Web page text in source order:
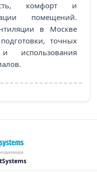
комфорт и
помещений.
в Москве
точных
использования